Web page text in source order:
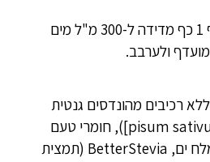
פעם ביום, יש להוסיף 1 כף מדידה ל-300 מ"ל מים
ולערבב.
רכיבים מהונדסים גנטית
(מאפונה צהובה [pisum sativum]), חומרי טעם
טבעיים, קסיליטול, מלח ים, BetterStevia (תמצית